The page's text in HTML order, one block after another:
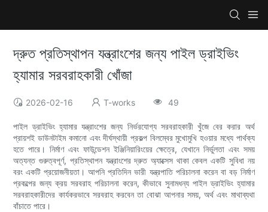
দ্রুত প্রতিস্থাপন যন্ত্রাংশের জন্য পাইল ড্রাইভিং
হ্যামার সরবরাহকারী খোঁজা
2026-02-16 T-works 49
পাইল ড্রাইভিং হ্যামার যন্ত্রাংশের জন্য নির্ভরযোগ্য সরবরাহকারী খুঁজে বের করার অর্থ
প্রায়শই ডাউনটাইম কমানো এবং দীর্ঘস্থায়ী প্রকল্প বিলম্বের মুখোমুখি হওয়ার মধ্যে পার্থক্য
হতে পারে। নির্মাণ এবং ফাউন্ডেশন ইঞ্জিনিয়ারিংয়ের ক্ষেত্রে, যেখানে নির্ভুলতা এবং সময়
অত্যন্ত গুরুত্বপূর্ণ, প্রতিস্থাপন যন্ত্রাংশের দ্রুত অ্যাক্সেস থাকা কেবল একটি সুবিধা নয়
বরং একটি প্রয়োজনীয়তা। আপনি প্রতিদিন ভারী যন্ত্রপাতি পরিচালনা করেন বা বড় নির্মাণ
প্রকল্পের জন্য ক্রয় সরবরাহ পরিচালনা করেন, কীভাবে সুনামধন্য পাইল ড্রাইভিং হ্যামার
সরবরাহকারীদের কার্যকরভাবে সরবরাহ করবেন তা বোঝা আপনার সময়, অর্থ এবং মাথাব্যথা
বাঁচাতে পারে।